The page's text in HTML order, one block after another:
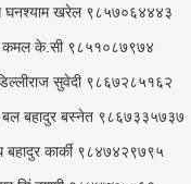
घनश्याम खरेल ९८५७०६४४४३
कमल के.सी ९८५१०८७९७४
सुवेदी ९८६७२८५१६२
बल बहादुर बस्नेत​ ९८६७३३५७३७
बहादुर कार्की ९८४७४२९७९५